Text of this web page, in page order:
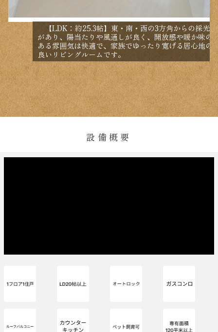
【LDK：約25.3帖】東・南・西の3方角からの採光
があり、陽当たりや風通しが良く、開放感や暖か味の
ある雰囲気は快適で、家族でゆったり寛げる居心地の
良いリビングルームです。
設備概要